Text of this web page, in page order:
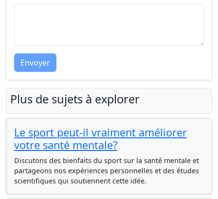
Envoyer
Plus de sujets à explorer
Le sport peut-il vraiment améliorer
votre santé mentale?
Discutons des bienfaits du sport sur la santé mentale et
partageons nos expériences personnelles et des études
scientifiques qui soutiennent cette idée.